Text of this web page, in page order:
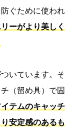
ぐために使われ
ーがより美しく
いています。そ
（留め具）で固
テムのキャッチ
安定感のあるも